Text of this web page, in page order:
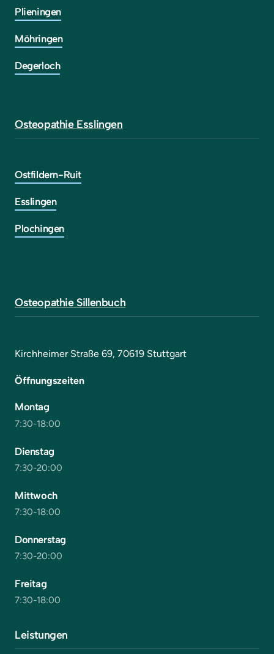
Plieningen
Möhringen
Degerloch
Osteopathie Esslingen
Ostfildern-Ruit
Esslingen
Plochingen
Osteopathie Sillenbuch
Kirchheimer Straße 69, 70619 Stuttgart
Öffnungszeiten
Montag
7:30-18:00
Dienstag
7:30-20:00
Mittwoch
7:30-18:00
Donnerstag
7:30-20:00
Freitag
7:30-18:00
Leistungen